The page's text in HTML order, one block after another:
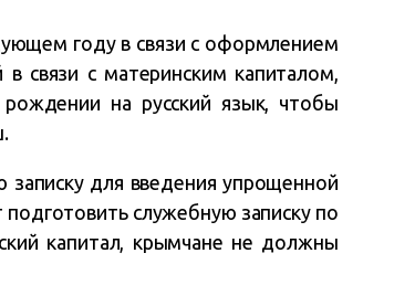
году в связи с оформлением
связи с материнским капиталом,
на русский язык, чтобы
записку для введения упрощенной
служебную записку по
капитал, крымчане не должны